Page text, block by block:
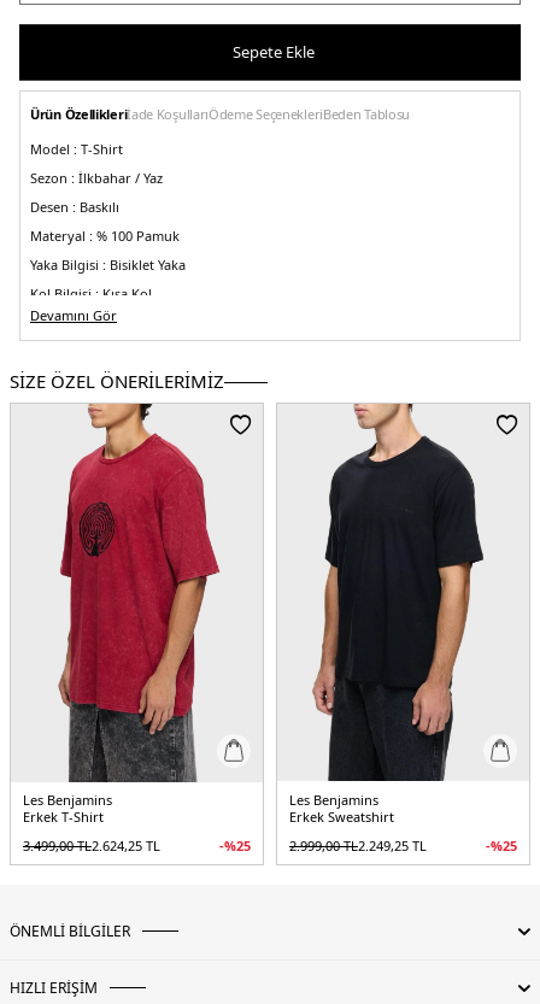
Sepete Ekle
Ürün Özellikleriİade KoşullarıÖdeme SeçenekleriBeden Tablosu
Model : T-Shirt
Sezon : İlkbahar / Yaz
Desen : Baskılı
Materyal : % 100 Pamuk
Yaka Bilgisi : Bisiklet Yaka
Kol Bilgisi : Kısa Kol
Kalıp Bilgisi :Relaxed Fit
Beden M
Üretim Yeri :Türkiye
5DY1LB25SSUNLMUTS040.07
Devamını Gör
SİZE ÖZEL ÖNERİLERİMİZ
Les Benjamins
Erkek T-Shirt
3.499,00TL2.624,25 TL -%25
Les Benjamins
Erkek Sweatshirt
2.999,00TL2.249,25 TL -%25
ÖNEMLİ BİLGİLER
HIZLI ERİŞİM